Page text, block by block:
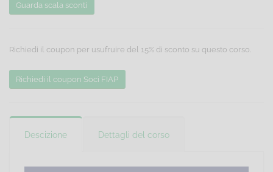
Guarda scala sconti
Richiedi il coupon per usufruire del 15% di sconto su questo corso.
Richiedi il coupon Soci FIAP
Descizione Dettagli del corso